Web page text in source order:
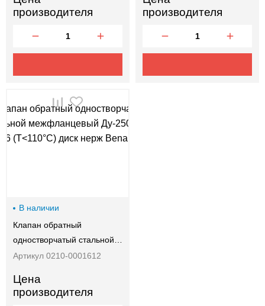
производителя
производителя
В наличии
Клапан обратный
одностворчатый стальной…
Артикул 0210-0001612
Цена
производителя